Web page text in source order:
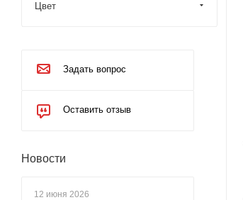
Цвет
Задать вопрос
Оставить отзыв
Новости
12 июня 2026